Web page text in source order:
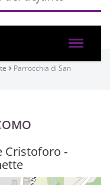
Parrocchia di San
Cristoforo -